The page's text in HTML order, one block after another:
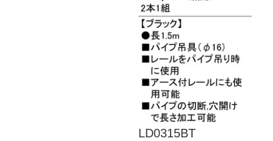
LD0315BT